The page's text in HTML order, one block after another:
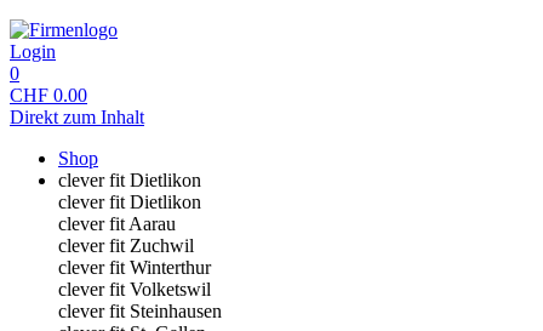
Login
0
CHF 0.00
Direkt zum Inhalt
Shop
clever fit Dietlikon
clever fit Dietlikon
clever fit Aarau
clever fit Zuchwil
clever fit Winterthur
clever fit Volketswil
clever fit Steinhausen